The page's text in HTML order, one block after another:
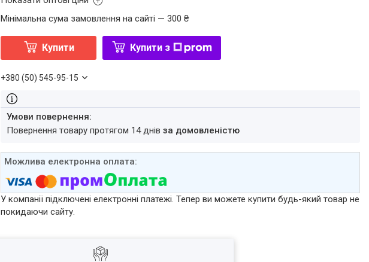
Мінімальна сума замовлення на сайті — 300 ₴
Купити Купити з
+380 (50) 545-95-15
повернення товару протягом 14 днівза домовленістю
У компанії підключені електронні платежі. Тепер ви можете купити будь-який товар не
покидаючи сайту.